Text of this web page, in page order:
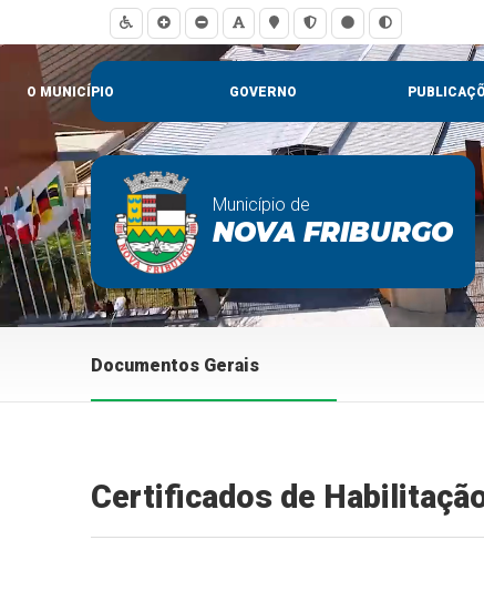
O MUNICÍPIO GOVERNO
Município de
NOVA FRIBURGO
Documentos Gerais
Certificados de